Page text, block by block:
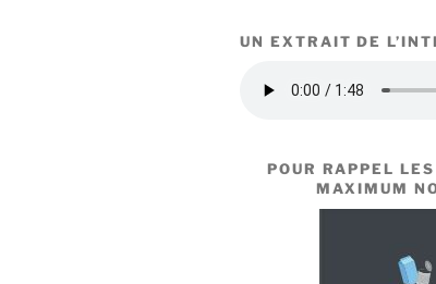
UN EXTRAIT DE
POUR RAPPEL
MAXIMUM